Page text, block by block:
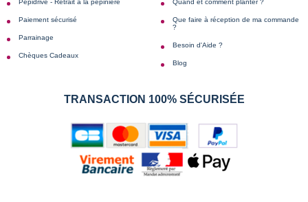
Pepidrive - Retrait à la pépinière
Paiement sécurisé
Parrainage
Chèques Cadeaux
Quand et comment planter ?
Que faire à réception de ma commande
?
Besoin d'Aide ?
Blog
TRANSACTION 100% SÉCURISÉE